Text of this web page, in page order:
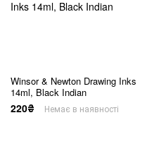
Winsor & Newton Drawing Inks
14ml, Black Indian
220₴ Немає в наявності